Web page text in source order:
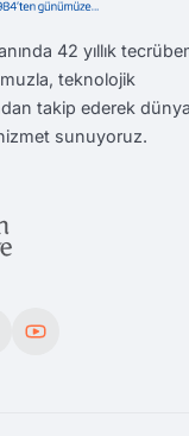
42 yıllık
teknolojik
takip ederek dünya
sunuyoruz.